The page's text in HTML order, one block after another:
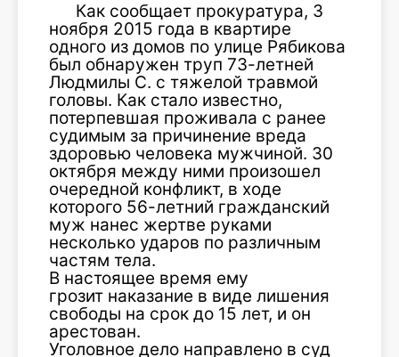
Как сообщает прокуратура, 3
ноября 2015 года в квартире
одного из домов по улице Рябикова
был обнаружен труп 73-летней
Людмилы С. с тяжелой травмой
головы. Как стало известно,
потерпевшая проживала с ранее
судимым за причинение вреда
здоровью человека мужчиной. 30
октября между ними произошел
очередной конфликт, в ходе
которого 56-летний гражданский
муж нанес жертве руками
несколько ударов по различным
частям тела.
В настоящее время ему
грозит наказание в виде лишения
свободы на срок до 15 лет, и он
арестован.
Уголовное дело направлено в суд